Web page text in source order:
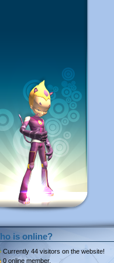
Who is online?
Currently 44 visitors on the website!
0 online member.